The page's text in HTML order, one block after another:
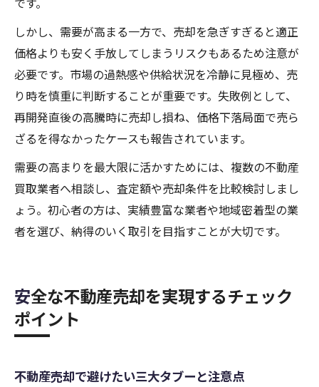
しかし、需要が高まる一方で、売却を急ぎすぎると適正
価格よりも安く手放してしまうリスクもあるため注意が
必要です。市場の過熱感や供給状況を冷静に見極め、売
り時を慎重に判断することが重要です。失敗例として、
再開発直後の高騰時に売却し損ね、価格下落局面で売ら
ざるを得なかったケースも報告されています。
需要の高まりを最大限に活かすためには、複数の不動産
買取業者へ相談し、査定額や売却条件を比較検討しまし
ょう。初心者の方は、実績豊富な業者や地域密着型の業
者を選び、納得のいく取引を目指すことが大切です。
安全な不動産売却を実現するチェック
ポイント
不動産売却で避けたい三大タブーと注意点